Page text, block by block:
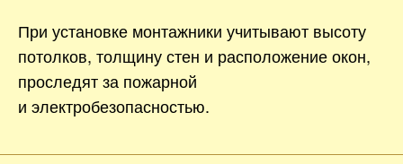
При установке монтажники учитывают высоту
потолков, толщину стен и расположение окон,
проследят за пожарной
и электробезопасностью.